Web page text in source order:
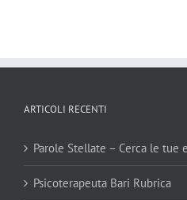
ARTICOLI RECENTI
Parole Stellate – Cerca le tue
Psicoterapeuta Bari Rubrica